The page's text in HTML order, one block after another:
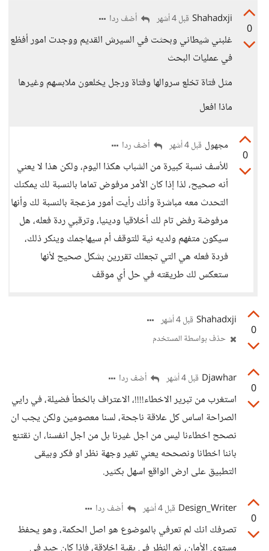
0
Shahadxji قبل 4 أشهر أضف ردا
غلبني شيطاني وبحثت في السيرش القديم ووجدت امور أفظع
في عمليات البحث
مثل فتاة تخلع سروالها وفتاة ورجل يخلعون ملابسهم وغيرها
ماذا افعل
0
مجهول قبل 4 أشهر أضف ردا
للأسف نسبة كبيرة من الشباب هكذا اليوم، ولكن هذا لا يعني
أنه صحيح، لذا إذا كان الأمر مرفوض تماما بالنسبة لك يمكنك
التحدث معه مباشرة وأنك رأيت أمور مزعجة بالنسبة لك وأنها
مرفوضة رفض تام لك أخلاقيا ودينيا، وترقبي ردة فعله، هل
سيكون متفهم ولديه نية للتوقف أم سيهاجمك وينكر ذلك،
فردة فعله هي التي تجعلك تقررين بشكل صحيح لأنها
ستعكس لك طريقته في حل أي موقف
0
Shahadxji قبل 4 أشهر
حذف بواسطة المستخدم
0
Djawhar قبل 4 أشهر أضف ردا
استغرب من تبرير الاخطاء!!!!، الاعتراف بالخطأ فضيلة، في رايي
الصراحة اساس كل علاقة ناجحة، لسنا معصومين ولكن يجب ان
نصحح اخطاءنا ليس من اجل غيرنا بل من اجل انفسنا، ان نقتنع
باننا اخطانا ونصححه يعني تغير وجهة نظر او فكر وبيقى
التطبيق على ارض الواقع اسهل بكثير.
0
Design_Writer قبل 4 أشهر أضف ردا
تصرفك انك لم تعرفي بالموضوع هو اصل الحكمة، وهو يحفظ